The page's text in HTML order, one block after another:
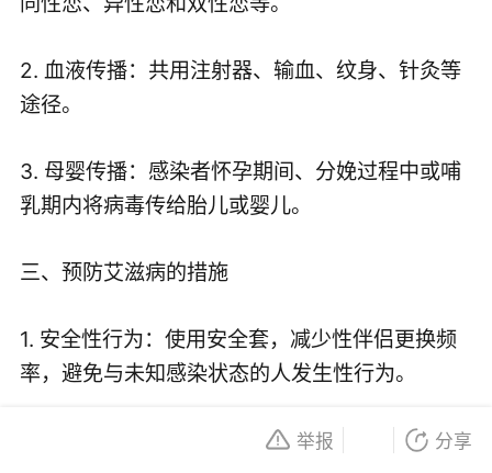
2. 血液传播：共用注射器、输血、纹身、针灸等
途径。
3. 母婴传播：感染者怀孕期间、分娩过程中或哺
乳期内将病毒传给胎儿或婴儿。
三、预防艾滋病的措施
1. 安全性行为：使用安全套，减少性伴侣更换频
率，避免与未知感染状态的人发生性行为。
2. 拒绝毒品：远离毒品，尤其是吸食共用针头的
举报 分享